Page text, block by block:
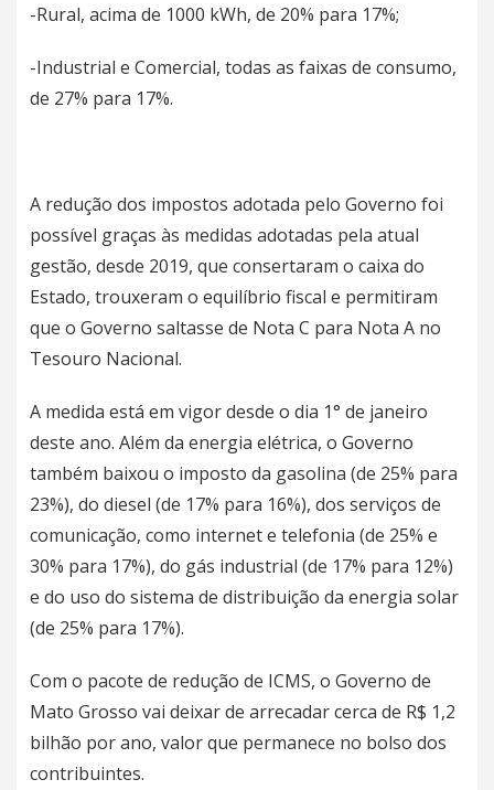
-Rural, acima de 1000 kWh, de 20% para 17%;
-Industrial e Comercial, todas as faixas de consumo,
de 27% para 17%.
A redução dos impostos adotada pelo Governo foi
possível graças às medidas adotadas pela atual
gestão, desde 2019, que consertaram o caixa do
Estado, trouxeram o equilíbrio fiscal e permitiram
que o Governo saltasse de Nota C para Nota A no
Tesouro Nacional.
A medida está em vigor desde o dia 1° de janeiro
deste ano. Além da energia elétrica, o Governo
também baixou o imposto da gasolina (de 25% para
23%), do diesel (de 17% para 16%), dos serviços de
comunicação, como internet e telefonia (de 25% e
30% para 17%), do gás industrial (de 17% para 12%)
e do uso do sistema de distribuição da energia solar
(de 25% para 17%).
Com o pacote de redução de ICMS, o Governo de
Mato Grosso vai deixar de arrecadar cerca de R$ 1,2
bilhão por ano, valor que permanece no bolso dos
contribuintes.